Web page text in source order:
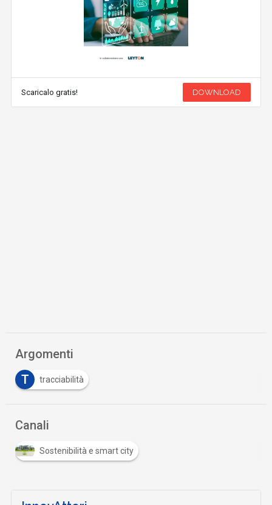
Scaricalo gratis! DOWNLOAD
Argomenti
T
tracciabilità
Canali
Sostenibilità e smart city